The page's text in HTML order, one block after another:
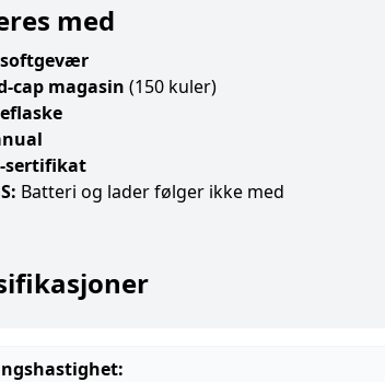
med
cap magasin (150 kuler)
sertifikat
Batteri og lader følger ikke med